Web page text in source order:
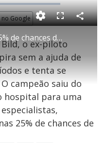
Google
Schumacher teria 25% de chances de se recuperar do trauma, dizem especialistas
F
l
s
c
e
n
C
o
i
l
o ex-piloto
sem a ajuda de
e tenta se
campeão saiu do
hospital para uma
25% de chances de